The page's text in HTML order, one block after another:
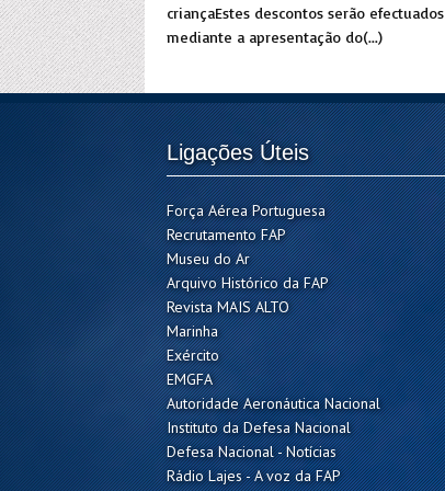
criançaEstes descontos serão efectuados
mediante a apresentação do(...)
Ligações Úteis
Força Aérea Portuguesa
Recrutamento FAP
Museu do Ar
Arquivo Histórico da FAP
Revista MAIS ALTO
Marinha
Exército
EMGFA
Autoridade Aeronáutica Nacional
Instituto da Defesa Nacional
Defesa Nacional - Notícias
Rádio Lajes - A voz da FAP